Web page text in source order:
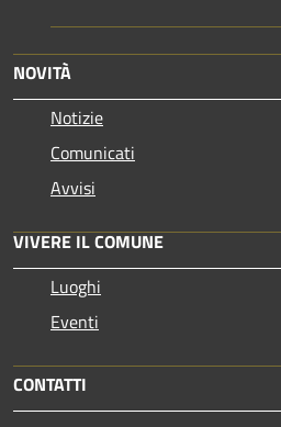
NOVITÀ
Notizie
Comunicati
Avvisi
VIVERE IL COMUNE
Luoghi
Eventi
CONTATTI